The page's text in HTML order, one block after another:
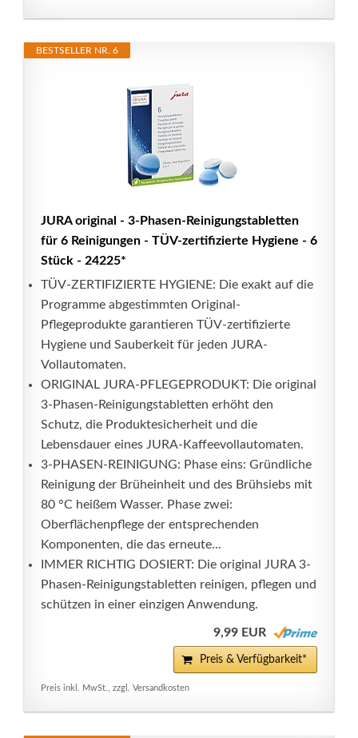
BESTSELLER NR. 6
JURA original - 3-Phasen-Reinigungstabletten
für 6 Reinigungen - TÜV-zertifizierte Hygiene - 6
Stück - 24225*
TÜV-ZERTIFIZIERTE HYGIENE: Die exakt auf die
Programme abgestimmten Original-
Pflegeprodukte garantieren TÜV-zertifizierte
Hygiene und Sauberkeit für jeden JURA-
Vollautomaten.
ORIGINAL JURA-PFLEGEPRODUKT: Die original
3-Phasen-Reinigungstabletten erhöht den
Schutz, die Produktesicherheit und die
Lebensdauer eines JURA-Kaffeevollautomaten.
3-PHASEN-REINIGUNG: Phase eins: Gründliche
Reinigung der Brüheinheit und des Brühsiebs mit
80 °C heißem Wasser. Phase zwei:
Oberflächenpflege der entsprechenden
Komponenten, die das erneute...
IMMER RICHTIG DOSIERT: Die original JURA 3-
Phasen-Reinigungstabletten reinigen, pflegen und
schützen in einer einzigen Anwendung.
9,99 EUR
Preis & Verfügbarkeit*
Preis inkl. MwSt., zzgl. Versandkosten